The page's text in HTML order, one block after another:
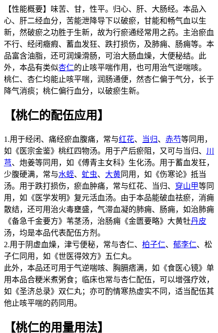
【性能概要】味苦、甘，性平。归心、肝、大肠经。本品入
心、肝二经血分，苦能泄降导下以破瘀，甘能和畅气血以生
新，然破瘀之功胜于生新，故为行瘀通经常用之药。主治瘀血
不行、经闭癥瘕、蓄血发狂、跌打损伤，及肺痈、肠痈等。本
品富含油脂，还可润燥滑肠，可治大肠血燥，大便秘结。此
外，本品有类似杏仁的止咳平喘作用，也可用治气逆喘咳。
桃仁、杏仁均能止咳平喘，润肠通便，然杏仁偏于气分，长于
降气消痰；桃仁偏行血分，以破瘀生新。
【桃仁的配伍应用】
1.用于经闭、痛经瘀血腹痛，常与红花、 当归、 赤芍等同用，
如《医宗金鉴》桃红四物汤。用于产后瘀阻，又可与当归、 川
芎、炮姜等同用，如《傅青主女科》生化汤。用于蓄血发狂，
少腹硬满，常与水蛭、 虻虫、 大黄同用，如《伤寒论》抵当
汤。用于跌打损伤，瘀血肿痛，常与红花、当归、 穿山甲等同
用，如《医学发明》复元活血汤。由于本品能破血祛瘀，消痈
散结，还可用治火毒壅盛，气滞血凝的肺痈、肠痈，如治肺痈
《备急千金要方》苇茎汤，治肠痈《金匮要略》大黄牡丹皮
汤，均是本品代表配伍方剂。
2.用于阴虚血燥，津亏便秘，常与杏仁、 柏子仁、 郁李仁、松
子仁同用，如《世医得效方》五仁丸。
此外，本品还可用于气逆喘咳、胸膈痞满，如《食医心镜》单
用本品合粳米煮粥食；临床也常与杏仁配伍，可以增强疗效，
如《圣济总录》双仁丸；亦可酌情寒热虚实不同，适当配伍其
他止咳平喘的药同用。
【桃仁的用量用法】